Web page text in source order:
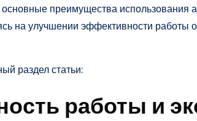
основные преимущества использования
на улучшении эффективности работы
раздел статьи:
работы и